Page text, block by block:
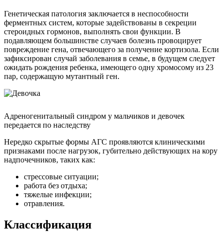
Генетическая патология заключается в неспособности
ферментных систем, которые задействованы в секреции
стероидных гормонов, выполнять свои функции. В
подавляющем большинстве случаев болезнь провоцирует
повреждение гена, отвечающего за получение кортизола. Если
зафиксирован случай заболевания в семье, в будущем следует
ожидать рождения ребенка, имеющего одну хромосому из 23
пар, содержащую мутантный ген.
Адреногенитальный синдром у мальчиков и девочек
передается по наследству
Нередко скрытые формы АГС проявляются клиническими
признаками после нагрузок, губительно действующих на кору
надпочечников, таких как:
стрессовые ситуации;
работа без отдыха;
тяжелые инфекции;
отравления.
Классификация